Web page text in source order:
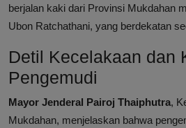
berjalan kaki dari Provinsi Mukdahan
Ubon Ratchathani, yang berdekatan
Detil Kecelakaan dan
Pengemudi
Mayor Jenderal Pairoj Thaiphutra,
Mukdahan, menjelaskan bahwa